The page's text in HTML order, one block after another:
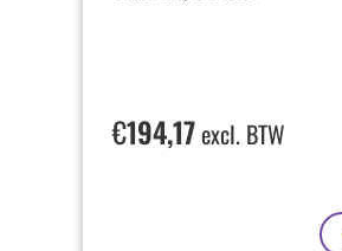
€194,17excl. BTW